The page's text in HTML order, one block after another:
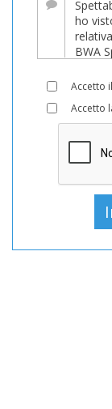
Accetto il
Accetto